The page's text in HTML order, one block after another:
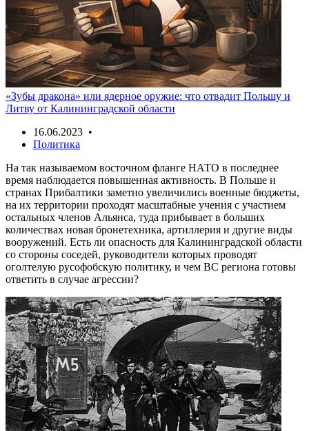
«Зубы дракона» или ядерное оружие: что отвадит Польшу и
Литву от Калининградской области
16.06.2023 •
Политика
На так называемом восточном фланге НАТО в последнее
время наблюдается повышенная активность. В Польше и
странах Прибалтики заметно увеличились военные бюджеты,
на их территории проходят масштабные учения с участием
остальных членов Альянса, туда прибывает в больших
количествах новая бронетехника, артиллерия и другие виды
вооружений. Есть ли опасность для Калининградской области
со стороны соседей, руководители которых проводят
оголтелую русофобскую политику, и чем ВС региона готовы
ответить в случае агрессии?